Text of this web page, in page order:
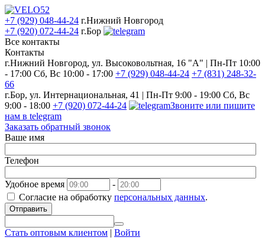
+7 (929) 048-44-24 г.Нижний Новгород
+7 (920) 072-44-24 г.Бор
Все контакты
Контакты
г.Нижний Новгород, ул. Высоковольтная, 16 "А" | Пн-Пт 10:00
- 17:00 Сб, Вс 10:00 - 17:00 +7 (929) 048-44-24 +7 (831) 248-32-
66
г.Бор, ул. Интернациональная, 41 | Пн-Пт 9:00 - 19:00 Сб, Вс
9:00 - 18:00 +7 (920) 072-44-24
Звоните или пишите
нам в telegram
Заказать обратный звонок
Ваше имя
Телефон
Удобное время
-
Согласие на обработку персональных данных.
Отправить
Стать оптовым клиентом | Войти